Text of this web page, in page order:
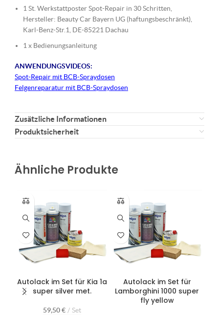
1 St. Werkstattposter Spot-Repair in 30 Schritten,
Hersteller: Beauty Car Bayern UG (haftungsbeschränkt),
Karl-Benz-Str.1, DE-85221 Dachau
1 x Bedienungsanleitung
ANWENDUNGSVIDEOS:
Spot-Repair mit BCB-Spraydosen
Felgenreparatur mit BCB-Spraydosen
Zusätzliche Informationen
Produktsicherheit
Ähnliche Produkte
Autolack im Set für Kia 1a
super silver met.
59,50€ Set
Autolack im Set für
Lamborghini 1000 super
fly yellow